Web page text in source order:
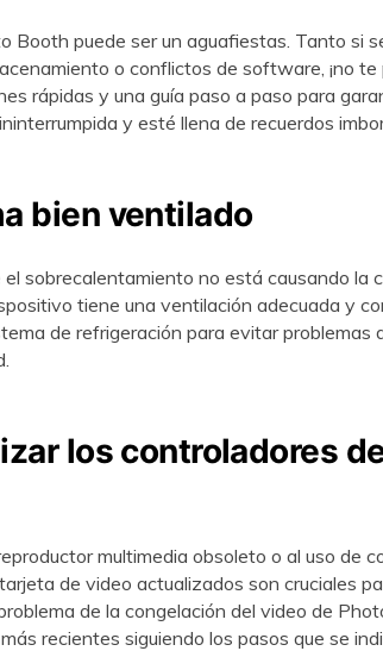
Booth puede ser un aguafiestas. Tanto si
o conflictos de software, ¡no te
rápidas y una guía paso a paso para
y esté llena de recuerdos
bien ventilado
el sobrecalentamiento no está causando la
tiene una ventilación adecuada y
de refrigeración para evitar problemas
los controladores
multimedia obsoleto o al uso de
de video actualizados son cruciales
de la congelación del video de
recientes siguiendo los pasos que se